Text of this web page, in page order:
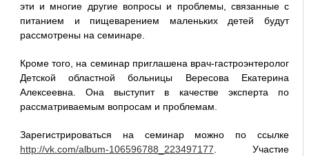
эти и многие другие вопросы и проблемы, связанные с
питанием и пищеварением маленьких детей будут
рассмотрены на семинаре.
Кроме того, на семинар приглашена врач-гастроэнтеролог
Детской областной больницы Вересова Екатерина
Алексеевна. Она выступит в качестве эксперта по
рассматриваемым вопросам и проблемам.
Зарегистрироваться на семинар можно по ссылке
http://vk.com/album-106596788_223497177 . Участие